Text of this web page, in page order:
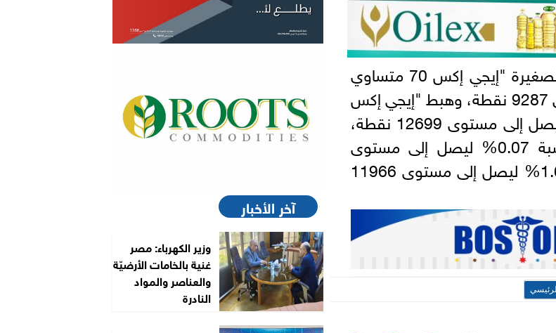
فيما ارتفع مؤشر الشركات المتوسطة والصغيرة "إيجي إكس 70 متساوي
الأوزان" بنسبة 0.01% ليصل إلى مستوى 9287 نقطة، وهبط "إيجي إكس
100 متساوي الأوزان"، بنسبة 0.02% ليصل إلى مستوى 12699 نقطة،
وانخفض مؤشر الشريعة الإسلامية بنسبة 0.07% ليصل إلى مستوى
3288 نقطة، ونزل مؤشر تميز بنسبة 1.69% ليصل إلى مستوى 11966
آخر الأخبار
وزير الكهرباء: مصر
غنية بالخامات الأرضيّة
والعناصر والمواد
النادرة